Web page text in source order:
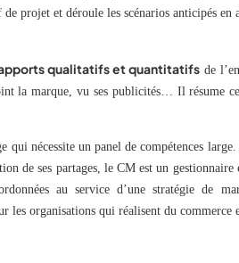
projet et déroule les scénarios anticipés en
qualitatifs et quantitatifsde
la marque, vu ses publicités… Il résume
qui nécessite un panel de compétences
de ses partages, le CM est un
au service d’une stratégie de
les organisations qui réalisent du commerce